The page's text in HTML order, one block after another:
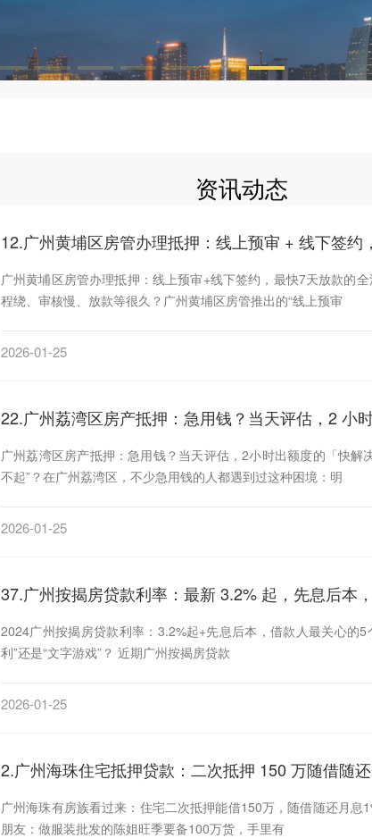
资讯动态
12.广州黄埔区房管办理抵押：线上预审 + 线下签约
广州黄埔区房管办理抵押：线上预审+线下签约，最快7天放款的
程绕、审核慢、放款等很久？广州黄埔区房管推出的“线上预审
2026-01-25
22.广州荔湾区房产抵押：急用钱？当天评估，2 小
广州荔湾区房产抵押：急用钱？当天评估，2小时出额度的「快解
不起”？在广州荔湾区，不少急用钱的人都遇到过这种困境：明
2026-01-25
37.广州按揭房贷款利率：最新 3.2% 起，先息后本
2024广州按揭房贷款利率：3.2%起+先息后本，借款人最关心的
利”还是“文字游戏”？ 近期广州按揭房贷款
2026-01-25
2.广州海珠住宅抵押贷款：二次抵押 150 万随借随
广州海珠有房族看过来：住宅二次抵押能借150万，随借随还月息1%，安全的关
朋友：做服装批发的陈姐旺季要备100万货，手里有